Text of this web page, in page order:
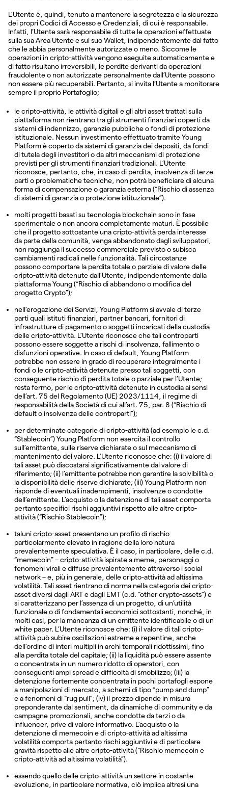
L’Utente è, quindi, tenuto a mantenere la segretezza e la sicurezza
dei propri Codici di Accesso e Credenziali, di cui è responsabile.
Infatti, l’Utente sarà responsabile di tutte le operazioni effettuate
sulla sua Area Utente e sul suo Wallet, indipendentemente dal fatto
che le abbia personalmente autorizzate o meno. Siccome le
operazioni in cripto-attività vengono eseguite automaticamente e
di fatto risultano irreversibili, le perdite derivanti da operazioni
fraudolente o non autorizzate personalmente dall’Utente possono
non essere più recuperabili. Pertanto, si invita l’Utente a monitorare
sempre il proprio Portafoglio;
le cripto-attività, le attività digitali e gli altri asset trattati sulla
piattaforma non rientrano tra gli strumenti finanziari coperti da
sistemi di indennizzo, garanzie pubbliche o fondi di protezione
istituzionale. Nessun investimento effettuato tramite Young
Platform è coperto da sistemi di garanzia dei depositi, da fondi
di tutela degli investitori o da altri meccanismi di protezione
previsti per gli strumenti finanziari tradizionali. L’Utente
riconosce, pertanto, che, in caso di perdita, insolvenza di terze
parti o problematiche tecniche, non potrà beneficiare di alcuna
forma di compensazione o garanzia esterna (“Rischio di assenza
di sistemi di garanzia o protezione istituzionale”).
molti progetti basati su tecnologia blockchain sono in fase
sperimentale o non ancora completamente maturi. È possibile
che il progetto sottostante una cripto-attività perda interesse
da parte della comunità, venga abbandonato dagli sviluppatori,
non raggiunga il successo commerciale previsto o subisca
cambiamenti radicali nelle funzionalità. Tali circostanze
possono comportare la perdita totale o parziale di valore delle
cripto-attività detenute dall’Utente, indipendentemente dalla
piattaforma Young (“Rischio di abbandono o modifica del
progetto Crypto”);
nell’erogazione dei Servizi, Young Platform si avvale di terze
parti quali istituti finanziari, partner bancari, fornitori di
infrastrutture di pagamento o soggetti incaricati della custodia
delle cripto-attività. L’Utente riconosce che tali controparti
possono essere soggette a rischi di insolvenza, fallimento o
disfunzioni operative. In caso di default, Young Platform
potrebbe non essere in grado di recuperare integralmente i
fondi o le cripto-attività detenute presso tali soggetti, con
conseguente rischio di perdita totale o parziale per l’Utente;
resta fermo, per le cripto-attività detenute in custodia ai sensi
dell’art. 75 del Regolamento (UE) 2023/1114, il regime di
responsabilità della Società di cui all’art. 75, par. 8 (“Rischio di
default o insolvenza delle controparti”);
per determinate categorie di cripto-attività (ad esempio le c.d.
“Stablecoin”) Young Platform non esercita il controllo
sull’emittente, sulle riserve dichiarate o sul meccanismo di
mantenimento del valore. L’Utente riconosce che: (i) il valore di
tali asset può discostarsi significativamente dal valore di
riferimento; (ii) l’emittente potrebbe non garantire la solvibilità o
la disponibilità delle riserve dichiarate; (iii) Young Platform non
risponde di eventuali inadempimenti, insolvenze o condotte
dell’emittente. L’acquisto o la detenzione di tali asset comporta
pertanto specifici rischi aggiuntivi rispetto alle altre cripto-
attività (“Rischio Stablecoin”);
taluni cripto-asset presentano un profilo di rischio
particolarmente elevato in ragione della loro natura
prevalentemente speculativa. È il caso, in particolare, delle c.d.
“memecoin” – cripto-attività ispirate a meme, personaggi o
fenomeni virali e diffuse prevalentemente attraverso i social
network – e, più in generale, delle cripto-attività ad altissima
volatilità. Tali asset rientrano di norma nella categoria dei cripto-
asset diversi dagli ART e dagli EMT (c.d. “other crypto-assets”) e
si caratterizzano per l’assenza di un progetto, di un’utilità
funzionale o di fondamentali economici sottostanti, nonché, in
molti casi, per la mancanza di un emittente identificabile o di un
white paper. L’Utente riconosce che: (i) il valore di tali cripto-
attività può subire oscillazioni estreme e repentine, anche
dell’ordine di interi multipli in archi temporali ridottissimi, fino
alla perdita totale del capitale; (ii) la liquidità può essere assente
o concentrata in un numero ridotto di operatori, con
conseguenti ampi spread e difficoltà di smobilizzo; (iii) la
detenzione fortemente concentrata in pochi portafogli espone
a manipolazioni di mercato, a schemi di tipo “pump and dump”
e a fenomeni di “rug pull”; (iv) il prezzo dipende in misura
preponderante dal sentiment, da dinamiche di community e da
campagne promozionali, anche condotte da terzi o da
influencer, prive di valore informativo. L’acquisto o la
detenzione di memecoin e di cripto-attività ad altissima
volatilità comporta pertanto rischi aggiuntivi e di particolare
gravità rispetto alle altre cripto-attività (“Rischio memecoin e
cripto-attività ad altissima volatilità”).
essendo quello delle cripto-attività un settore in costante
evoluzione, in particolare normativa, ciò implica altresì una